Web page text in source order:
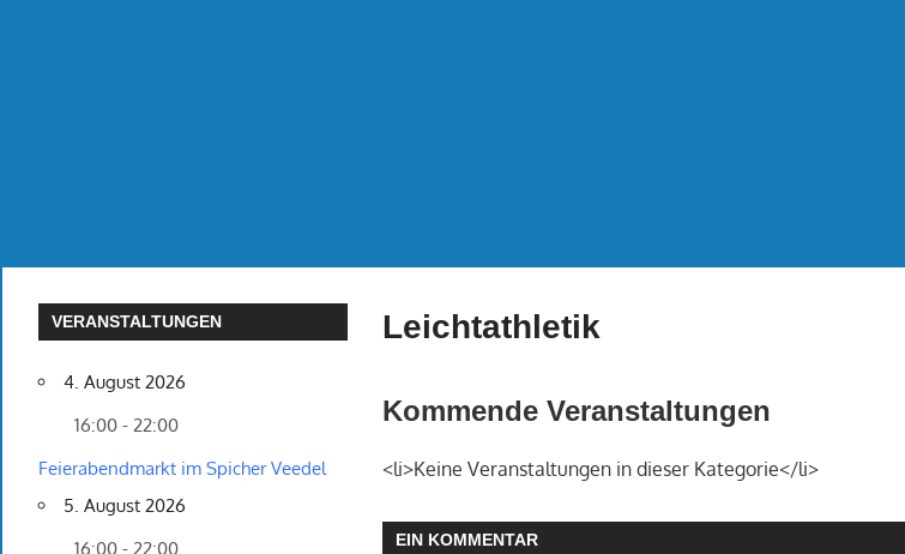
Leichtathletik
Kommende Veranstaltungen
<li>Keine Veranstaltungen in dieser Kategorie</li>
EIN KOMMENTAR
VERANSTALTUNGEN
4. August 2026
16:00 - 22:00
Feierabendmarkt im Spicher Veedel
5. August 2026
16:00 - 22:00